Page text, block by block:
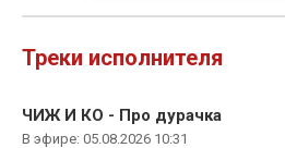
Треки исполнителя
ЧИЖ И КО - Про дурачка
В эфире: 05.08.2026 10:31